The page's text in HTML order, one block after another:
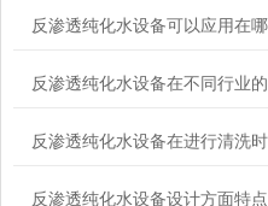
反渗透纯化水设备设计方面特点